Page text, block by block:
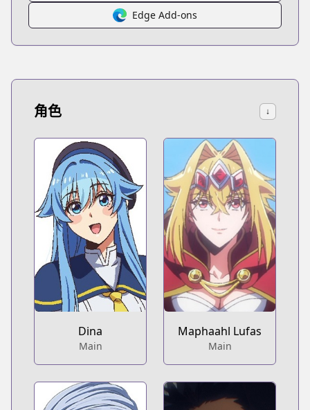
Edge Add-ons
角色 ↓
Dina
Main
Maphaahl Lufas
Main